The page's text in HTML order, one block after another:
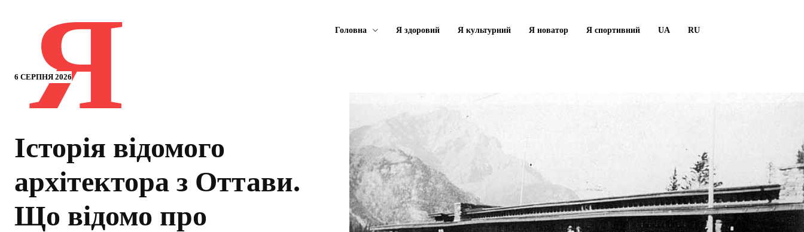
6 СЕРПНЯ 2026
Я Головна Я здоровий Я культурний Я новатор Я спортивний UA RU
Історія відомого
архітектора з Оттави.
Що відомо про